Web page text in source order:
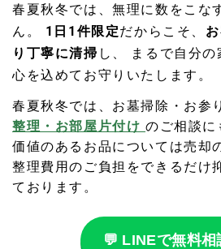
すめしております。 熊本県内対応・
積りをご案内いたします。 遠方で
ない方も、お気軽にご相談くださ
【お彼岸 お墓掃除受付終了のお知ら
冬」をご利用いただき、誠にありが
たび、今期お彼岸期間のお墓掃除・
つきまして、 予定件数に達しました
ました。 多くのご依頼をいただき
す。 ひとつひとつ丁寧に、真心を
春夏秋冬では、無理に数をこな
ん。 1日1件限定だからこそ、
り丁寧に清掃 し、 まるで自分
心を込めてお守りいたします。
春夏秋冬では、お墓掃除・お参
整理・お部屋片付けのご相談に
価値のあるお品については売却
整理費用のご負担をできるだけ
ております。
💬 LINEで無料相